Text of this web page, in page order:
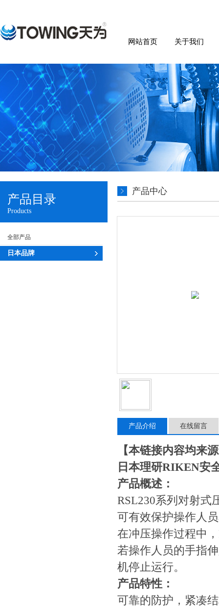
网站首页 关于我们
产品目录
Products
全部产品
日本品牌
产品中心
产品介绍 在线留言
【本链接内容均来
日本理研RIKEN安
产品概述：
RSL230系列对射式
可有效保护操作人
在冲压操作过程中
若操作人员的手指
机停止运行。
产品特性：
可靠的防护，紧凑